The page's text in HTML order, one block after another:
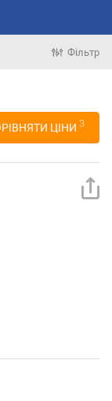
Фільтр
ЦІНИ 3